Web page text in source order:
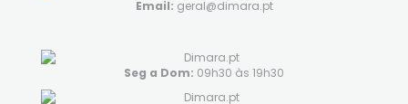
Email: geral@dimara.pt
Seg a Dom: 09h30 às 19h30